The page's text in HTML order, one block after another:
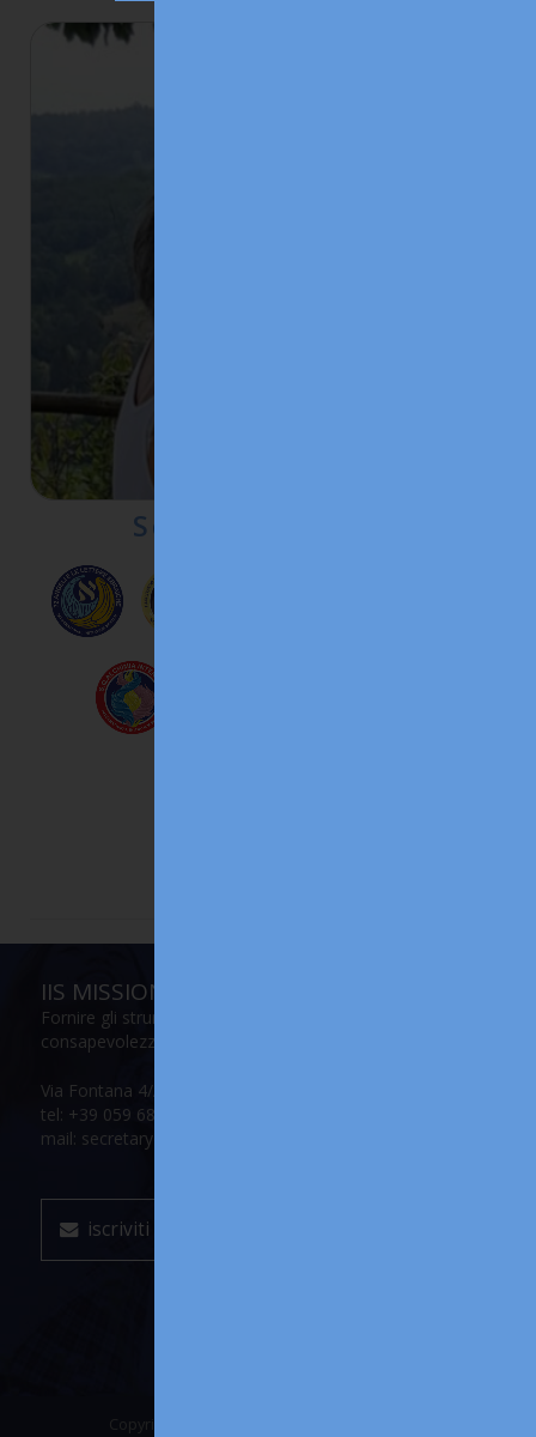
Scagliola Kathya
IIS MISSION
Fornire gli strumenti per accrescere la propria
consapevolezza e il proprio potenziale
Via Fontana 4/A, 41012 Carpi (Modena)
tel: +39 059 686147
mail: secretary@internationalinitiationschool.com
iscriviti alla mailing list
Copyright © 2018-2026 International Initiation